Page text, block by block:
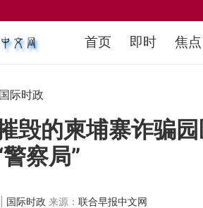
首页 即时 焦点
国际时政
毁的柬埔寨诈骗
察局”
国际时政 来源： 联合早报中文网